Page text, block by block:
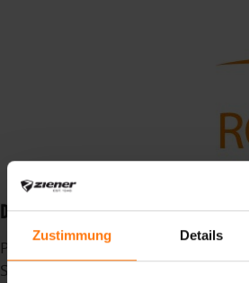
Zustimmung Details
DIE ZIENER TEAMWEAR ROADSHOW IST
Publiziert in News
Schlagwörter